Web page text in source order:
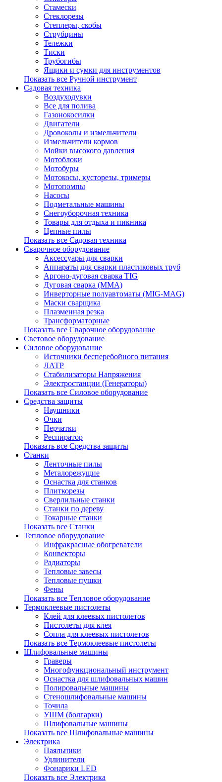
Стамески
Стеклорезы
Степлеры, скобы
Струбцины
Тележки
Тиски
Трубогибы
Ящики и сумки для инструментов
Показать все Ручной инструмент
Садовая техника
Воздуходувки
Все для полива
Газонокосилки
Двигатели
Дровоколы и измельчители
Измельчители кормов
Мойки высокого давления
Мотоблоки
Мотобуры
Мотокосы, кусторезы, тримеры
Мотопомпы
Насосы
Подметальные машины
Снегоуборочная техника
Товары для отдыха и пикника
Цепные пилы
Показать все Садовая техника
Сварочное оборудование
Аксессуары для сварки
Аппараты для сварки пластиковых труб
Аргоно-дуговая сварка TIG
Дуговая сварка (ММА)
Инверторные полуавтоматы (MIG-MAG)
Маски сварщика
Плазменная резка
Трансформаторные
Показать все Сварочное оборудование
Световое оборудование
Силовое оборудование
Источники бесперебойного питания
ЛАТР
Стабилизаторы Напряжения
Электростанции (Генераторы)
Показать все Силовое оборудование
Средства защиты
Наушники
Очки
Перчатки
Респиратор
Показать все Средства защиты
Станки
Ленточные пилы
Металорежущие
Оснастка для станков
Плиткорезы
Сверлильные станки
Станки по дереву
Токарные станки
Показать все Станки
Тепловое оборудование
Инфракрасные обогреватели
Конвекторы
Радиаторы
Тепловые завесы
Тепловые пушки
Фены
Показать все Тепловое оборудование
Термоклеевые пистолеты
Клей для клеевых пистолетов
Пистолеты для клея
Сопла для клеевых пистолетов
Показать все Термоклеевые пистолеты
Шлифовальные машины
Граверы
Многофункциональный инструмент
Оснастка для шлифовальных машин
Полировальные машины
Стеношлифовальные машины
Точила
УШМ (болгарки)
Шлифовальные машины
Показать все Шлифовальные машины
Электрика
Паяльники
Удлинители
Фонарики LED
Показать все Электрика